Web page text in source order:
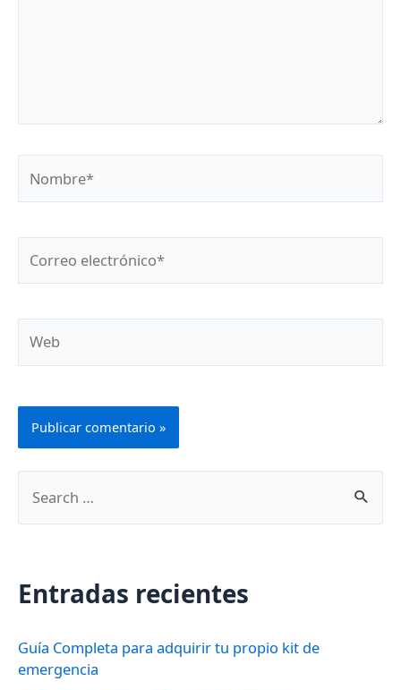
electrónico*
a
p
Entradas recientes
Guía Completa para adquirir tu propio kit de
emergencia